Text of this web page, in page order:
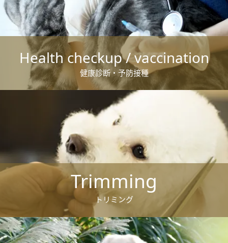
Health checkup / vaccination
健康診断・予防接種
Trimming
トリミング